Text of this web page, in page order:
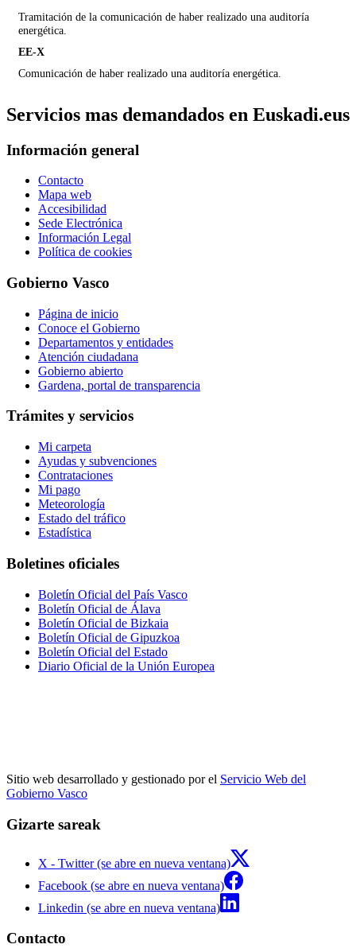
Tramitación de la comunicación de haber realizado una auditoría
energética.
EE-X
Comunicación de haber realizado una auditoría energética.
Servicios mas demandados en Euskadi.eus
Información general
Contacto
Mapa web
Accesibilidad
Sede Electrónica
Información Legal
Política de cookies
Gobierno Vasco
Página de inicio
Conoce el Gobierno
Departamentos y entidades
Atención ciudadana
Gobierno abierto
Gardena, portal de transparencia
Trámites y servicios
Mi carpeta
Ayudas y subvenciones
Contrataciones
Mi pago
Meteorología
Estado del tráfico
Estadística
Boletines oficiales
Boletín Oficial del País Vasco
Boletín Oficial de Álava
Boletín Oficial de Bizkaia
Boletín Oficial de Gipuzkoa
Boletín Oficial del Estado
Diario Oficial de la Unión Europea
Sitio web desarrollado y gestionado por el Servicio Web del
Gobierno Vasco
Gizarte sareak
X - Twitter (se abre en nueva ventana)
Facebook (se abre en nueva ventana)
Linkedin (se abre en nueva ventana)
Contacto